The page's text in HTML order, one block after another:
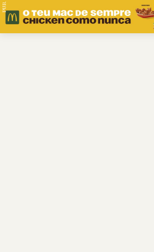
PUB.